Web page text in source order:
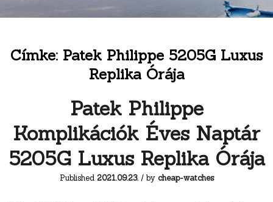
Címke: Patek Philippe 5205G Luxus
Replika Órája
Patek Philippe
Komplikációk Éves Naptár
5205G Luxus Replika Órája
Published 2021.09.23./ by cheap-watches